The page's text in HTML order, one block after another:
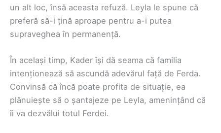
un alt loc, însă aceasta refuză. Leyla le spune că
preferă să-i țină aproape pentru a-i putea
supraveghea în permanență.
În același timp, Kader își dă seama că familia
intenționează să ascundă adevărul față de Ferda.
Convinsă că încă poate profita de situație, ea
plănuiește să o șantajeze pe Leyla, amenințând că
îi va dezvălui totul Ferdei.